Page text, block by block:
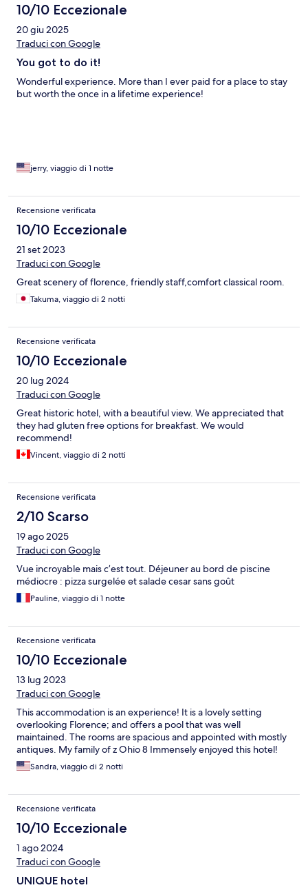
10/10 Eccezionale
20 giu 2025
Traduci con Google
You got to do it!
Wonderful experience. More than I ever paid for a place to stay
but worth the once in a lifetime experience!
jerry, viaggio di 1 notte
Recensione verificata
10/10 Eccezionale
21 set 2023
Traduci con Google
Great scenery of florence, friendly staff,comfort classical room.
Takuma, viaggio di 2 notti
Recensione verificata
10/10 Eccezionale
20 lug 2024
Traduci con Google
Great historic hotel, with a beautiful view. We appreciated that
they had gluten free options for breakfast. We would
recommend!
Vincent, viaggio di 2 notti
Recensione verificata
2/10 Scarso
19 ago 2025
Traduci con Google
Vue incroyable mais c’est tout. Déjeuner au bord de piscine
médiocre : pizza surgelée et salade cesar sans goût
Pauline, viaggio di 1 notte
Recensione verificata
10/10 Eccezionale
13 lug 2023
Traduci con Google
This accommodation is an experience! It is a lovely setting
overlooking Florence; and offers a pool that was well
maintained. The rooms are spacious and appointed with mostly
antiques. My family of z Ohio 8 Immensely enjoyed this hotel!
Sandra, viaggio di 2 notti
Recensione verificata
10/10 Eccezionale
1 ago 2024
Traduci con Google
UNIQUE hotel